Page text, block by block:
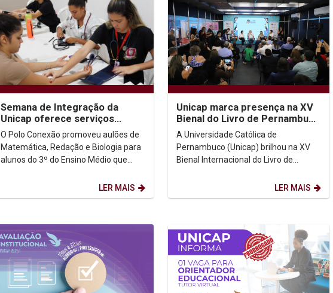
Semana de Integração da
Unicap oferece serviços
gratuitos à população
O Polo Conexão promoveu aulões de
Matemática, Redação e Biologia para
alunos do 3º do Ensino Médio que
LER MAIS
Unicap marca presença na XV
Bienal do Livro de Pernambuco
com programação
diversificada
A Universidade Católica de
Pernambuco (Unicap) brilhou na XV
Bienal Internacional do Livro de
outubro no Pernambuco Centro...
LER MAIS